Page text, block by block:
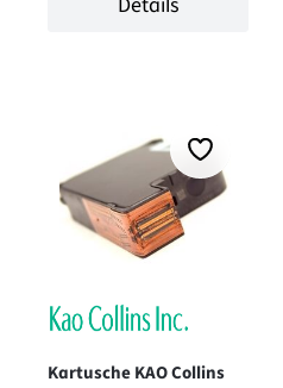
Kartusche KAO Collins